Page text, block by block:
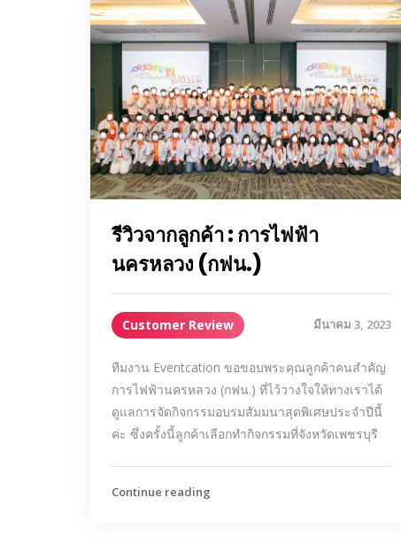
รีวิวจากลูกค้า : การไฟฟ้า
นครหลวง (กฟน.)
Customer Review มีนาคม 3, 2023
ทีมงาน Eventcation ขอขอบพระคุณลูกค้าคนสำคัญ
การไฟฟ้านครหลวง (กฟน.) ที่ไว้วางใจให้ทางเราได้
ดูแลการจัดกิจกรรมอบรมสัมมนาสุดพิเศษประจำปีนี้
ค่ะ ซึ่งครั้งนี้ลูกค้าเลือกทำกิจกรรมที่จังหวัดเพชรบุรี
Continue reading